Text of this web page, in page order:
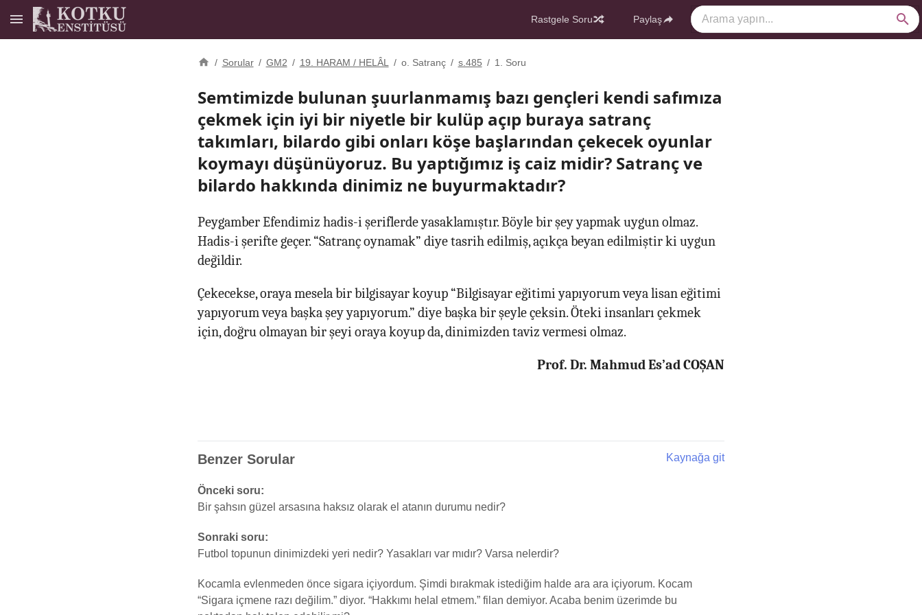
Rastgele Soru Paylaş
/ Sorular / GM2 / 19. HARAM / HELÂL / o. Satranç / s.485 / 1. Soru
Semtimizde bulunan şuurlanmamış bazı gençleri kendi safımıza
çekmek için iyi bir niyetle bir kulüp açıp buraya satranç
takımları, bilardo gibi onları köşe başlarından çekecek oyunlar
koymayı düşünüyoruz. Bu yaptığımız iş caiz midir? Satranç ve
bilardo hakkında dinimiz ne buyurmaktadır?
Peygamber Efendimiz hadis-i şeriflerde yasaklamıştır. Böyle bir şey yapmak uygun olmaz.
Hadis-i şerifte geçer. “Satranç oynamak” diye tasrih edilmiş, açıkça beyan edilmiştir ki uygun
değildir.
Çekecekse, oraya mesela bir bilgisayar koyup “Bilgisayar eğitimi yapıyorum veya lisan eğitimi
yapıyorum veya başka şey yapıyorum.” diye başka bir şeyle çeksin. Öteki insanları çekmek
için, doğru olmayan bir şeyi oraya koyup da, dinimizden taviz vermesi olmaz.
Prof. Dr. Mahmud Es’ad COŞAN
Benzer Sorular Kaynağa git
Önceki soru:
Bir şahsın güzel arsasına haksız olarak el atanın durumu nedir?
Sonraki soru:
Futbol topunun dinimizdeki yeri nedir? Yasakları var mıdır? Varsa nelerdir?
Kocamla evlenmeden önce sigara içiyordum. Şimdi bırakmak istediğim halde ara ara içiyorum. Kocam
“Sigara içmene razı değilim.” diyor. “Hakkımı helal etmem.” filan demiyor. Acaba benim üzerimde bu